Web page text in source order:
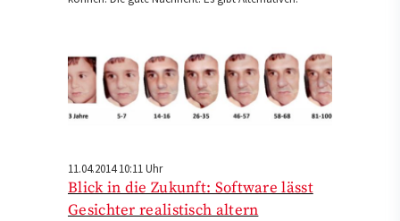
11.04.2014 10:11 Uhr
Blick in die Zukunft: Software lässt
Gesichter realistisch altern